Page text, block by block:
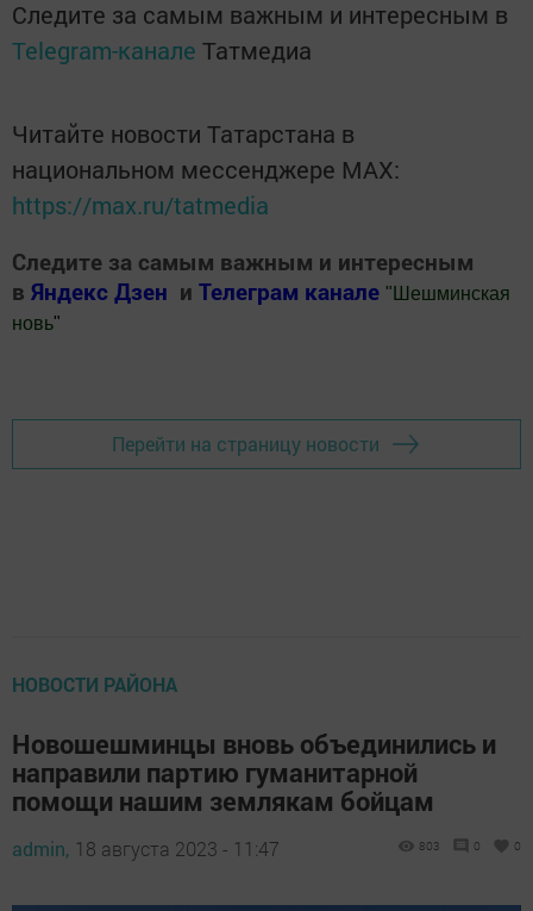
Следите за самым важным и интересным в
Telegram-канале Татмедиа
Читайте новости Татарстана в
национальном мессенджере MАХ:
https://max.ru/tatmedia
Следите за самым важным и интересным
в Яндекс Дзен и Телеграм канале " Шешминская
новь"
Перейти на страницу новости
НОВОСТИ РАЙОНА
Новошешминцы вновь объединились и
направили партию гуманитарной
помощи нашим землякам бойцам
admin, 18 августа 2023 - 11:47 803 0 0